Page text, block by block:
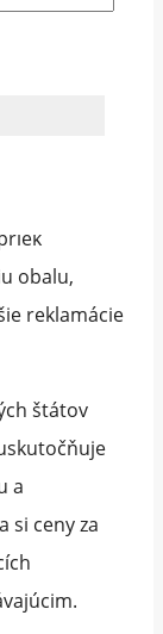
na
obalu,
reklamácie
štátov
a
si ceny za